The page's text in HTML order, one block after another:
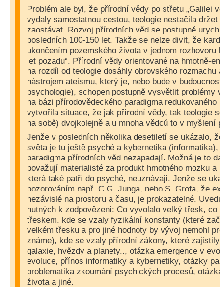
Problém ale byl, že přírodní vědy po střetu „Galilei
vydaly samostatnou cestou, teologie nestačila
zaostávat. Rozvoj přírodních věd se postupně
posledních 100-150 let. Takže se nelze divit, že
ukončením pozemského života v jednom rozhovoru
let pozadu“. Přírodní vědy orientované na hmotně-
na rozdíl od teologie dosáhly obrovského
nástrojem ateismu, který je, nebo bude v
psychologie), schopen postupně vysvětlit problémy
na bázi přírodovědeckého paradigma
vytvořila situace, že jak přírodní vědy, tak teologie
na sobě) dvojkolejně a u mnoha vědců to v myšlení
Jenže v posledních několika desetiletí se ukázalo,
světa je tu ještě psyché a kybernetika
paradigma přírodních věd nezapadají. Možná je to
považují materialisté za produkt hmotného mozku a
která také patří do psyché, neuznávají. Jenže se
pozorováním např. C.G. Junga, nebo S. Grofa, že
nezávislé na prostoru a času, je prokazatelné.
nutných k zodpovězení: Co vyvolalo velký třesk,
třeskem, kde se vzaly fyzikální konstanty (které
velkém třesku a pro jiné hodnoty by vývoj nemohl
známe), kde se vzaly přírodní zákony, které
galaxie, hvězdy a planety.., otázka emergence v
evoluce, přínos informatiky a kybernetiky, otázky
problematika zkoumání psychických procesů,
života a jiné.